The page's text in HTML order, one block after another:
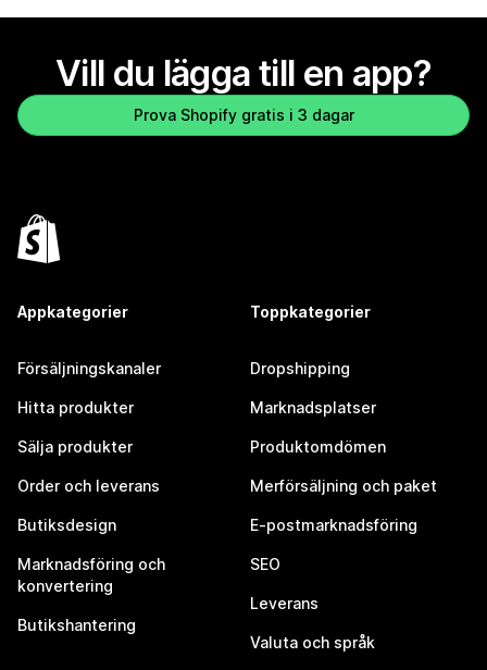
Vill du lägga till en app?
Prova Shopify gratis i 3 dagar
Appkategorier
Försäljningskanaler
Hitta produkter
Sälja produkter
Order och leverans
Butiksdesign
Marknadsföring och
konvertering
Butikshantering
Toppkategorier
Dropshipping
Marknadsplatser
Produktomdömen
Merförsäljning och paket
E-postmarknadsföring
SEO
Leverans
Valuta och språk